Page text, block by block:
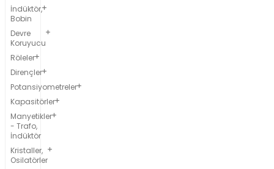
İndüktör,
Bobin
Devre
Koruyucu
Röleler
Dirençler
Potansiyometreler
Kapasitörler
Manyetikler
- Trafo,
İndüktör
Kristaller,
Osilatörler